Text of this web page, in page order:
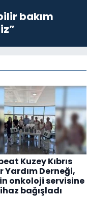
bakım
Kuzey Kıbrıs
Yardım Derneği,
onkoloji servisine
bağışladı